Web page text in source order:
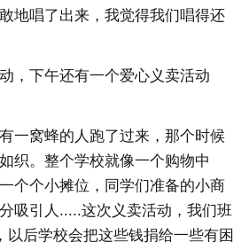
地唱了出来，我觉得我们唱得还
，下午还有一个爱心义卖活动
一窝蜂的人跑了过来，那个时候
织。整个学校就像一个购物中
个个小摊位，同学们准备的小商
吸引人.....这次义卖活动，我们班
以后学校会把这些钱捐给一些有困